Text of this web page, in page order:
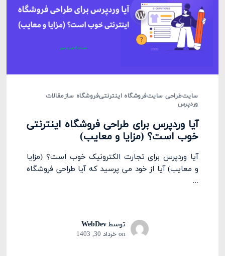
سایتطراحی سایتفروشگاه اینترنتیفروشگاه سازمقالات
وردپرس
آیا وردپرس برای طراحی فروشگاه اینترنتی
خوب است؟ (مزایا و معایب)
آیا وردپرس برای تجارت الکترونیک خوب است؟ (مزایا
و معایب) آیا از خود می پرسید که آیا طراحی فروشگاه
...
توسطWebDev
onخرداد 30, 1403